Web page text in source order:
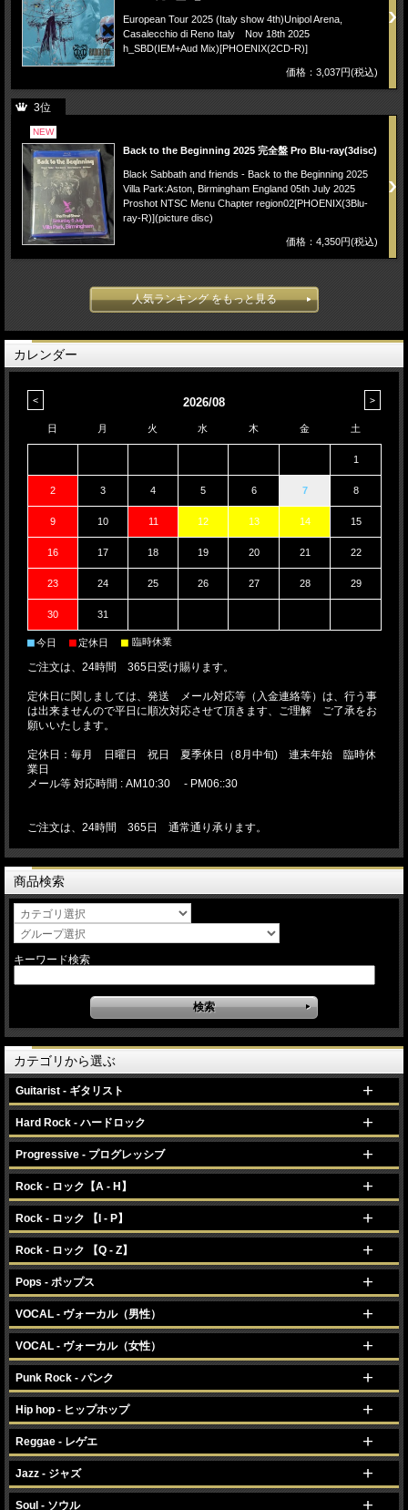
European Tour 2025 (Italy show 4th)Unipol Arena,
Casalecchio di Reno Italy Nov 18th 2025
h_SBD(IEM+Aud Mix)[PHOENIX(2CD-R)]
価格：3,037円(税込)
3位
NEW
Back to the Beginning 2025 完全盤 Pro Blu-ray(3disc)
Black Sabbath and friends - Back to the Beginning 2025
Villa Park:Aston, Birmingham England 05th July 2025
Proshot NTSC Menu Chapter region02[PHOENIX(3Blu-
ray-R)](picture disc)
価格：4,350円(税込)
人気ランキング をもっと見る
カレンダー
2026/08
日 月 火 水 木 金 土
1
2 3 4 5 6 7 8
9 10 11 12 13 14 15
16 17 18 19 20 21 22
23 24 25 26 27 28 29
30 31
■今日 ■定休日 ■ 臨時休業
ご注文は、24時間 365日受け賜ります。
定休日に関しましては、発送 メール対応等（入金連絡等）は、行う事
は出来ませんので平日に順次対応させて頂きます、ご理解 ご了承をお
願いいたします。
定休日：毎月 日曜日 祝日 夏季休日（8月中旬) 連末年始 臨時休
業日
メール等 対応時間 : AM10:30 - PM06::30
ご注文は、24時間 365日 通常通り承ります。
商品検索
キーワード検索
カテゴリから選ぶ
Guitarist - ギタリスト
Hard Rock - ハードロック
Progressive - プログレッシブ
Rock - ロック【A - H】
Rock - ロック 【I - P】
Rock - ロック 【Q - Z】
Pops - ポップス
VOCAL - ヴォーカル（男性）
VOCAL - ヴォーカル（女性）
Punk Rock - パンク
Hip hop - ヒップホップ
Reggae - レゲエ
Jazz - ジャズ
Soul - ソウル